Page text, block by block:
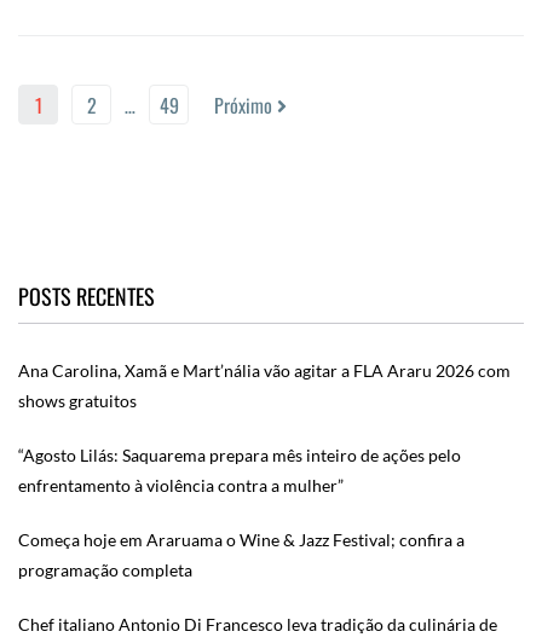
1 2 … 49 Próximo
POSTS RECENTES
Ana Carolina, Xamã e Mart’nália vão agitar a FLA Araru 2026 com
shows gratuitos
“Agosto Lilás: Saquarema prepara mês inteiro de ações pelo
enfrentamento à violência contra a mulher”
Começa hoje em Araruama o Wine & Jazz Festival; confira a
programação completa
Chef italiano Antonio Di Francesco leva tradição da culinária de